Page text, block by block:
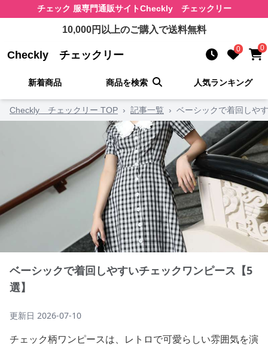
チェック 服専門通販サイトCheckly チェックリー
10,000円以上のご購入で送料無料
Checkly チェックリー 0 0
新着商品 商品を検索 人気ランキング
Checkly チェックリー TOP › 記事一覧 › ベーシックで着回しや
ベーシックで着回しやすいチェックワンピース【5
選】
更新日 2026-07-10
チェック柄ワンピースは、レトロで可愛らしい雰囲気を演